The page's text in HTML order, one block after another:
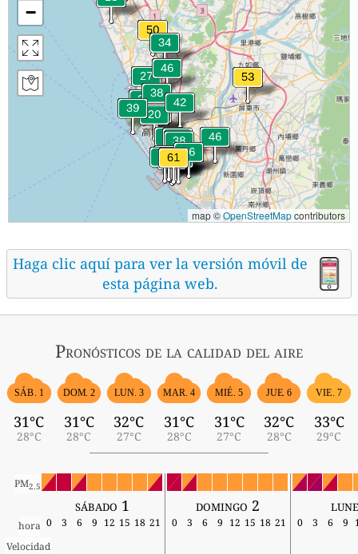
−
map ©OpenStreetMapcontributors
Haga clic aquí para ver la versión móvil de
esta página web.
Pronósticos de la calidad del aire
SÁB. 1
31°C
28°C
DOM. 2
31°C
28°C
LUN. 3
32°C
27°C
MAR. 4
31°C
28°C
MIÉ. 5
31°C
27°C
JUE. 6
32°C
28°C
VIE. 7
33°C
29°C
PM2.5
sábado 1 domingo 2
hora 0 3 6 9 12 15 18 21 0 3 6 9 12 15 18 21 0 3 6 9
Velocidad